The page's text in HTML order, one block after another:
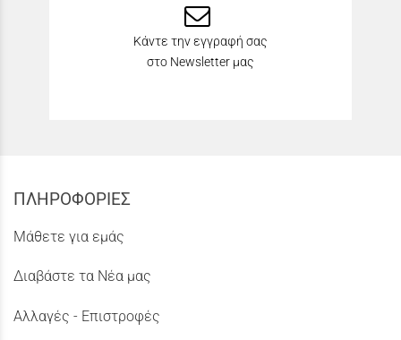
Κάντε την εγγραφή σας
στο Newsletter μας
ΠΛΗΡΟΦΟΡΙΕΣ
Μάθετε για εμάς
Διαβάστε τα Νέα μας
Αλλαγές - Επιστροφές